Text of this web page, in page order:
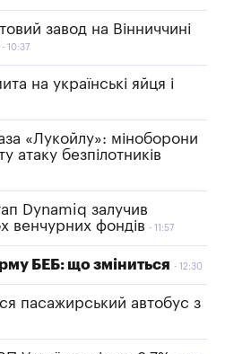
завод на Вінниччині
10:37
на українські яйця і
«Лукойлу»: міноборони
атаку безпілотників
Dynamiq залучив
венчурних фондів
11:57
БЕБ: що зміниться 12:30
пасажирський автобус з